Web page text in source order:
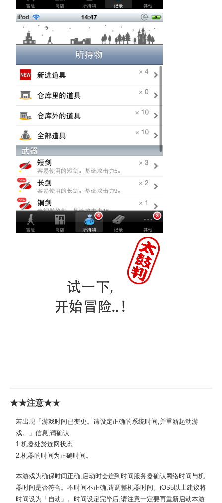
★★注意★★
若出现「游戏时间已变更。请设定正确的系统时间,并重新起动游
戏。」信息,请确认:
1.机器处於连网状态
2.机器的时间为正确时间。
本游戏为确保时间正确,启动时会连到时间服务器确认网络时间与机
器时间是否符合。不时间不正确,请调整机器时间。iOS5以上建议将
时间设为「自动」。时间设定完毕后,请注意一定要再重新启动本游